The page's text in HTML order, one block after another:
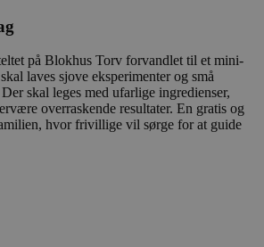
på Blokhus Torv forvandlet til et mini-
laves sjove eksperimenter og små
skal leges med ufarlige ingredienser,
overraskende resultater. En gratis og
hvor frivillige vil sørge for at guide